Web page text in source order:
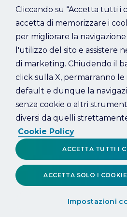
Refresh
Cliccando su “Accetta tutti i
accetta di memorizzare i
per migliorare la
l'utilizzo del sito e assistere
di marketing. Chiudendo il
click sulla X, permarranno le
default e dunque la
senza cookie o altri
diversi da quelli
Cookie Policy
Impostazioni
ACCETTA SOLO I
ACCETTA TUTTI I